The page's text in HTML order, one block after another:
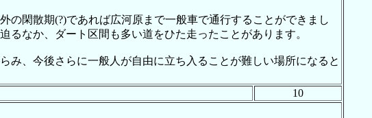
の閑散期(?)であれば広河原まで一般車で通行することができまし
なか、ダート区間も多い道をひた走ったことがあります。
み、今後さらに一般人が自由に立ち入ることが難しい場所になると
10